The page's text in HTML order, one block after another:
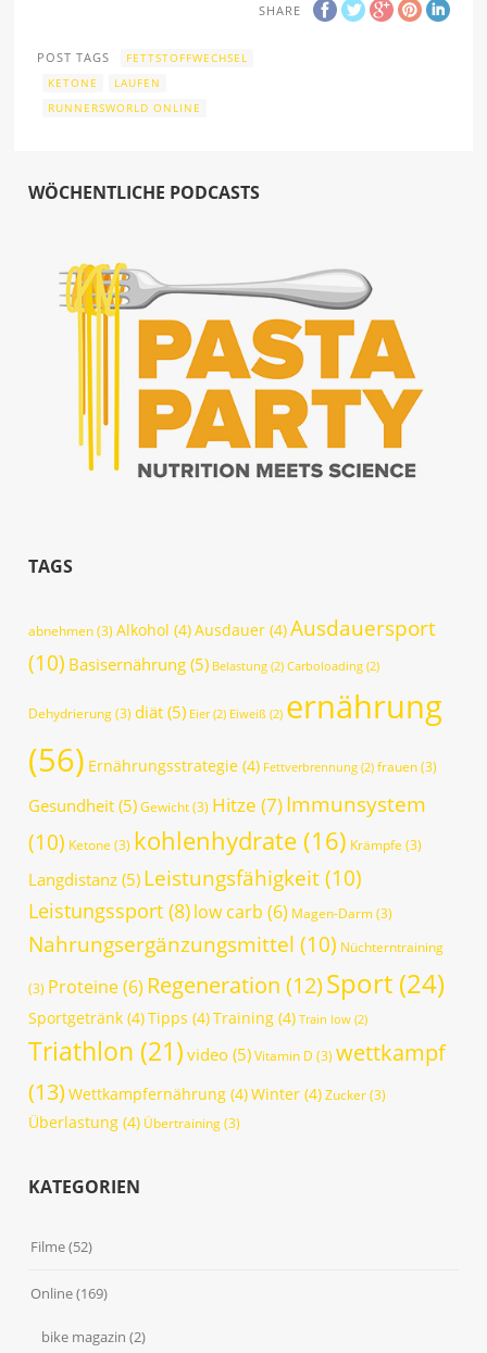
SHARE
POST TAGS
FETTSTOFFWECHSEL
KETONE
LAUFEN
RUNNERSWORLD ONLINE
WÖCHENTLICHE PODCASTS
TAGS
abnehmen(3) Alkohol (4)Ausdauer (4)Ausdauersport
(10) Basisernährung (5) Belastung (2) Carboloading (2)
Dehydrierung(3) diät (5) Eier(2) Eiweiß (2) ernährung
(56) Ernährungsstrategie (4) Fettverbrennung (2) frauen(3)
Gesundheit (5)Gewicht(3) Hitze (7)Immunsystem
(10) Ketone (3) kohlenhydrate (16) Krämpfe (3)
Langdistanz (5) Leistungsfähigkeit(10)
Leistungssport (8)low carb (6) Magen-Darm(3)
Nahrungsergänzungsmittel (10) Nüchterntraining
(3) Proteine(6) Regeneration (12)Sport (24)
Sportgetränk (4)Tipps (4)Training (4) Train low (2)
Triathlon (21) video (5)Vitamin D (3) wettkampf
(13)Wettkampfernährung (4)Winter (4)Zucker(3)
Überlastung (4) Übertraining(3)
KATEGORIEN
Filme(52)
Online(169)
bike magazin (2)